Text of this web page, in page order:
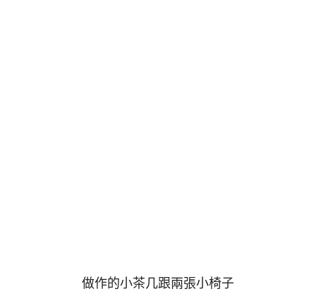
做作的小茶几跟兩張小椅子